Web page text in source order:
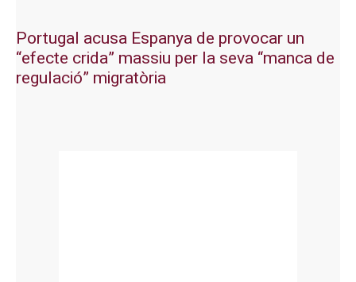
Portugal acusa Espanya de provocar un
“efecte crida” massiu per la seva “manca de
regulació” migratòria